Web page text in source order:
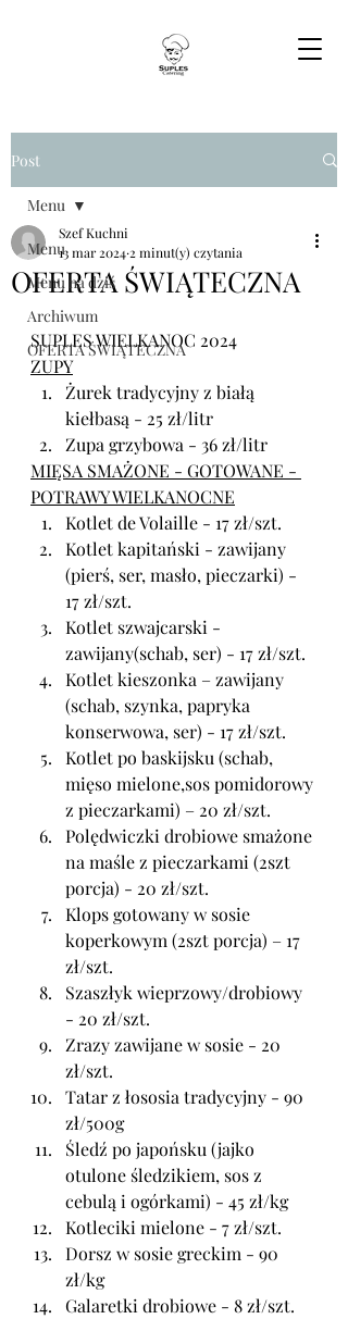
Post
Menu
Menu na dziś
Archiwum
OFERTA ŚWIĄTECZNA
Menu
OFERTA ŚWIĄTECZNA
Szef Kuchni
13 mar 2024 2 minut(y) czytania
SUPLES WIELKANOC 2024
ZUPY
Żurek tradycyjny z białą
kiełbasą - 25 zł/litr
Zupa grzybowa - 36 zł/litr
MIĘSA SMAŻONE - GOTOWANE -
POTRAWY WIELKANOCNE
Kotlet de Volaille - 17 zł/szt.
Kotlet kapitański - zawijany
(pierś, ser, masło, pieczarki) -
17 zł/szt.
Kotlet szwajcarski -
zawijany(schab, ser) - 17 zł/szt.
Kotlet kieszonka – zawijany
(schab, szynka, papryka
konserwowa, ser) - 17 zł/szt.
Kotlet po baskijsku (schab,
mięso mielone,sos pomidorowy
z pieczarkami) – 20 zł/szt.
Polędwiczki drobiowe smażone
na maśle z pieczarkami (2szt
porcja) - 20 zł/szt.
Klops gotowany w sosie
koperkowym (2szt porcja) – 17
zł/szt.
Szaszłyk wieprzowy/drobiowy
- 20 zł/szt.
Zrazy zawijane w sosie - 20
zł/szt.
Tatar z łososia tradycyjny - 90
zł/500g
Śledź po japońsku (jajko
otulone śledzikiem, sos z
cebulą i ogórkami) - 45 zł/kg
Kotleciki mielone - 7 zł/szt.
Dorsz w sosie greckim - 90
zł/kg
Galaretki drobiowe - 8 zł/szt.